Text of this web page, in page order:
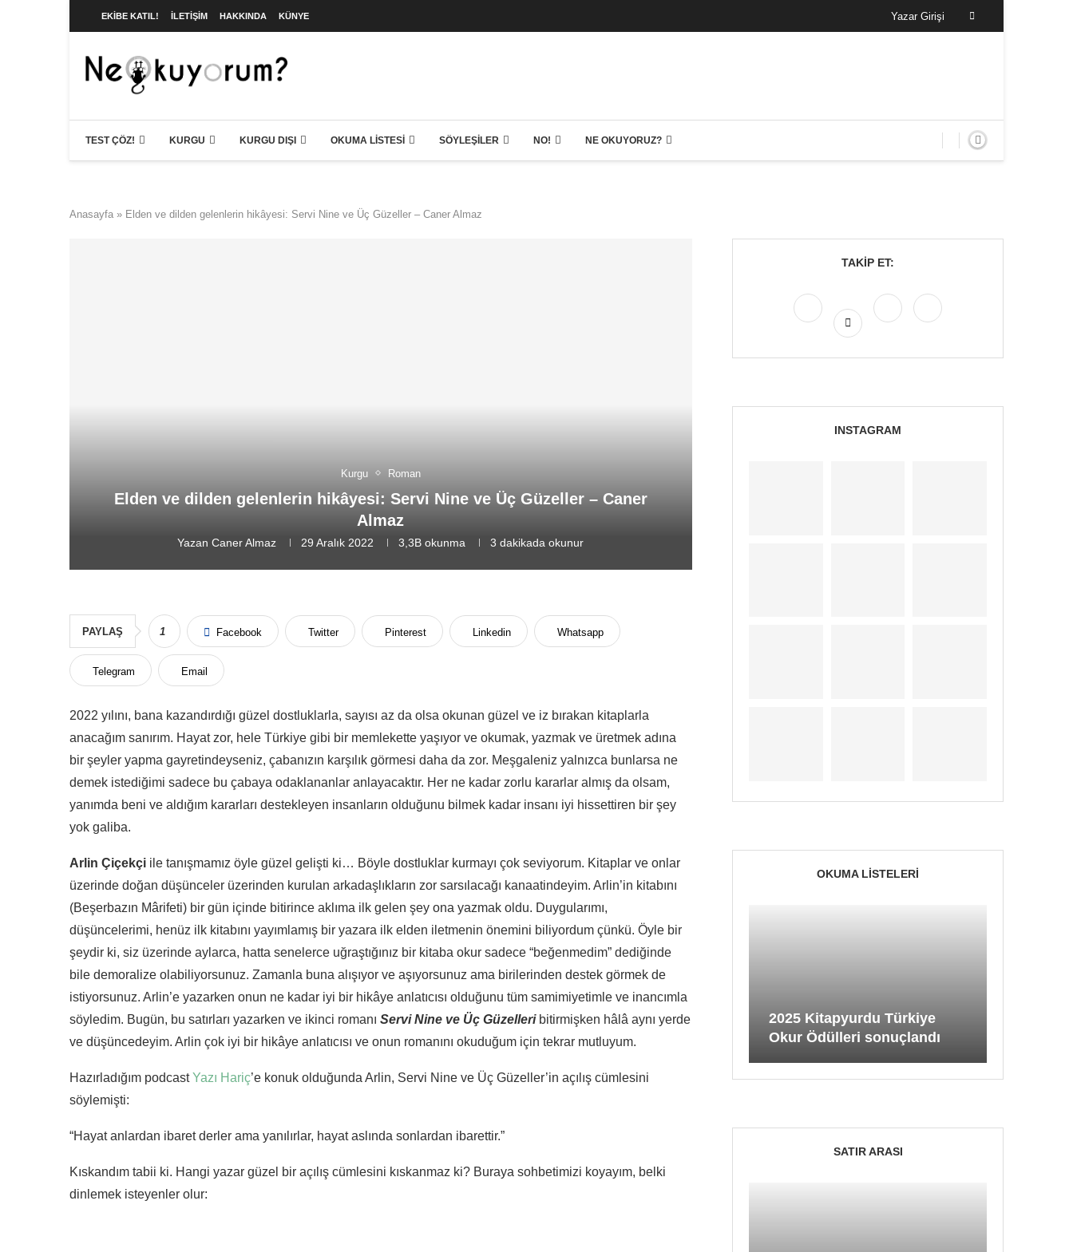
EKIBE KATIL! İLETIŞIM HAKKINDA KÜNYE Yazar Girişi
TEST ÇÖZ! KURGU KURGU DIŞI OKUMA LISTESI SÖYLEŞILER NO! NE OKUYORUZ?
Anasayfa » Elden ve dilden gelenlerin hikâyesi: Servi Nine ve Üç Güzeller – Caner Almaz
Kurgu Roman
Elden ve dilden gelenlerin hikâyesi: Servi Nine ve Üç Güzeller – Caner
Almaz
YazanCaner Almaz 29 Aralık 2022 3,3B okunma 3 dakikada okunur
PAYLAŞ 1 Facebook Twitter Pinterest Linkedin Whatsapp
Telegram Email
2022 yılını, bana kazandırdığı güzel dostluklarla, sayısı az da olsa okunan güzel ve iz bırakan kitaplarla
anacağım sanırım. Hayat zor, hele Türkiye gibi bir memlekette yaşıyor ve okumak, yazmak ve üretmek adına
bir şeyler yapma gayretindeyseniz, çabanızın karşılık görmesi daha da zor. Meşgaleniz yalnızca bunlarsa ne
demek istediğimi sadece bu çabaya odaklananlar anlayacaktır. Her ne kadar zorlu kararlar almış da olsam,
yanımda beni ve aldığım kararları destekleyen insanların olduğunu bilmek kadar insanı iyi hissettiren bir şey
yok galiba.
Arlin Çiçekçi ile tanışmamız öyle güzel gelişti ki… Böyle dostluklar kurmayı çok seviyorum. Kitaplar ve onlar
üzerinde doğan düşünceler üzerinden kurulan arkadaşlıkların zor sarsılacağı kanaatindeyim. Arlin’in kitabını
(Beşerbazın Mârifeti) bir gün içinde bitirince aklıma ilk gelen şey ona yazmak oldu. Duygularımı,
düşüncelerimi, henüz ilk kitabını yayımlamış bir yazara ilk elden iletmenin önemini biliyordum çünkü. Öyle bir
şeydir ki, siz üzerinde aylarca, hatta senelerce uğraştığınız bir kitaba okur sadece “beğenmedim” dediğinde
bile demoralize olabiliyorsunuz. Zamanla buna alışıyor ve aşıyorsunuz ama birilerinden destek görmek de
istiyorsunuz. Arlin’e yazarken onun ne kadar iyi bir hikâye anlatıcısı olduğunu tüm samimiyetimle ve inancımla
söyledim. Bugün, bu satırları yazarken ve ikinci romanı Servi Nine ve Üç Güzelleri bitirmişken hâlâ aynı yerde
ve düşüncedeyim. Arlin çok iyi bir hikâye anlatıcısı ve onun romanını okuduğum için tekrar mutluyum.
Hazırladığım podcastYazı Hariç’e konuk olduğunda Arlin, Servi Nine ve Üç Güzeller’in açılış cümlesini
söylemişti:
“Hayat anlardan ibaret derler ama yanılırlar, hayat aslında sonlardan ibarettir.”
Kıskandım tabii ki. Hangi yazar güzel bir açılış cümlesini kıskanmaz ki? Buraya sohbetimizi koyayım, belki
dinlemek isteyenler olur:
TAKIP ET:
INSTAGRAM
OKUMA LISTELERI
2025 Kitapyurdu Türkiye
Okur Ödülleri sonuçlandı
SATIR ARASI